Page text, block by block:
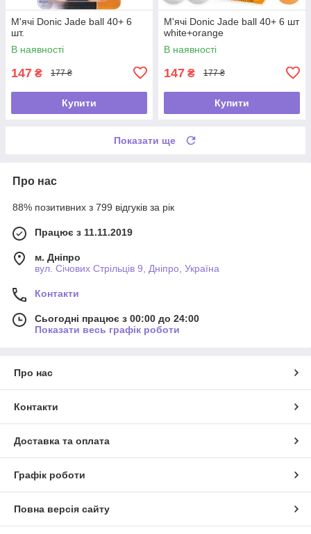
М'ячі Donic Jade ball 40+ 6
шт.
В наявності
147 ₴ 177 ₴
Купити
М'ячі Donic Jade ball 40+ 6 шт
white+orange
В наявності
147 ₴ 177 ₴
Купити
Показати ще
Про нас
88% позитивних з 799 відгуків за рік
Працює з 11.11.2019
м. Дніпро
вул. Січових Стрільців 9, Дніпро, Україна
Контакти
Сьогодні працює з 00:00 до 24:00
Показати весь графік роботи
Про нас
Контакти
Доставка та оплата
Графік роботи
Повна версія сайту